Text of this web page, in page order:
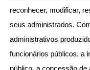
reconhecer, modificar,
seus administrados.
administrativos
funcionários públicos, a
público, a concessão